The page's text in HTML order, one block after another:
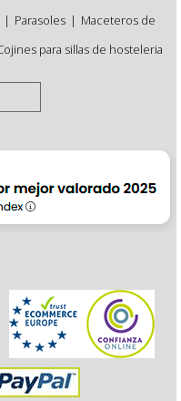
| Parasoles | Maceteros de
para sillas de hosteleria